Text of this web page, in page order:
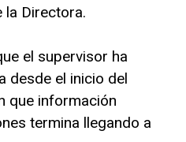
la Directora.
el supervisor ha
desde el inicio del
que información
termina llegando a